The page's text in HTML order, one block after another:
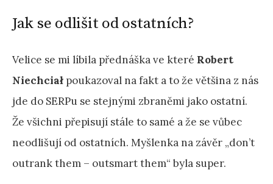
Jak se odlišit od ostatních?
Velice se mi líbila přednáška ve které Robert
Niechciał poukazoval na fakt a to že většina z nás
jde do SERPu se stejnými zbraněmi jako ostatní.
Že všichni přepisují stále to samé a že se vůbec
neodlišují od ostatních. Myšlenka na závěr „don’t
outrank them – outsmart them“ byla super.